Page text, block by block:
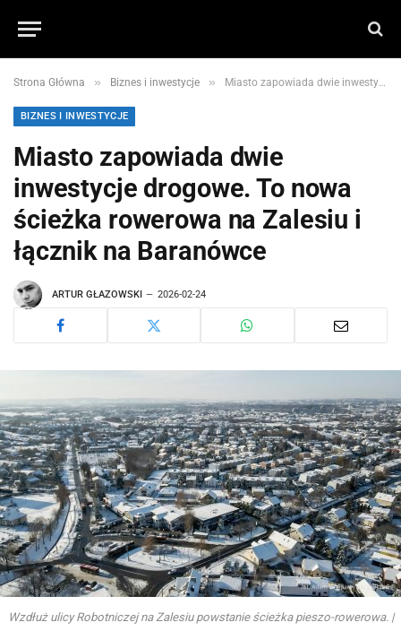
Strona Główna » Biznes i inwestycje » Miasto zapowiada dwie inwestycje drogowe. To nowa ścieżka rowerowa na Zalesiu i łącznik na Baranówce
BIZNES I INWESTYCJE
Miasto zapowiada dwie
inwestycje drogowe. To nowa
ścieżka rowerowa na Zalesiu i
łącznik na Baranówce
ARTUR GŁAZOWSKI 2026-02-24
Wzdłuż ulicy Robotniczej na Zalesiu powstanie ścieżka pieszo-rowerowa. |